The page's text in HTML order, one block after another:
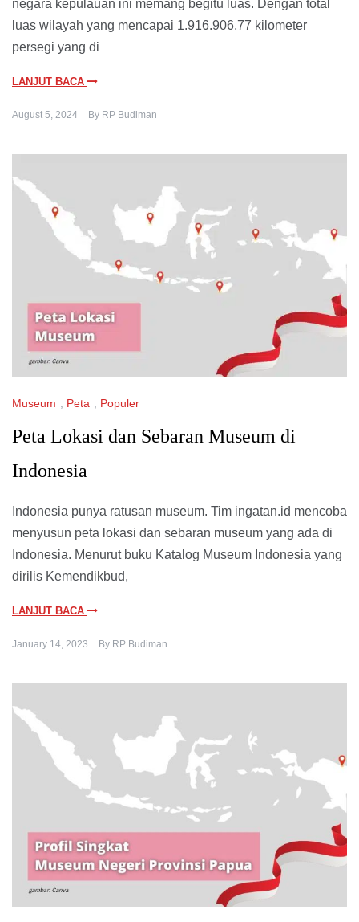
negara kepulauan ini memang begitu luas. Dengan total
luas wilayah yang mencapai 1.916.906,77 kilometer
persegi yang di
LANJUT BACA
August 5, 2024 By RP Budiman
Museum Peta Populer
Peta Lokasi dan Sebaran Museum di
Indonesia
Indonesia punya ratusan museum. Tim ingatan.id mencoba
menyusun peta lokasi dan sebaran museum yang ada di
Indonesia. Menurut buku Katalog Museum Indonesia yang
dirilis Kemendikbud,
LANJUT BACA
January 14, 2023 By RP Budiman